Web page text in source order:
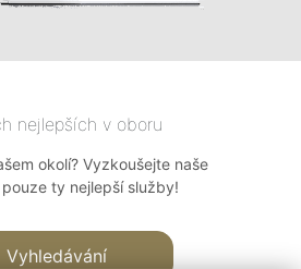
nejlepších v oboru
okolí? Vyzkoušejte naše
ty nejlepší služby!
Vyhledávání